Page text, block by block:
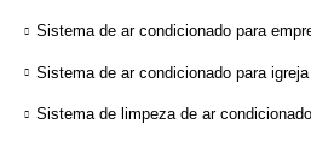
Sistema de ar condicionado para
Sistema de ar condicionado para igreja
Sistema de limpeza de ar condicionado